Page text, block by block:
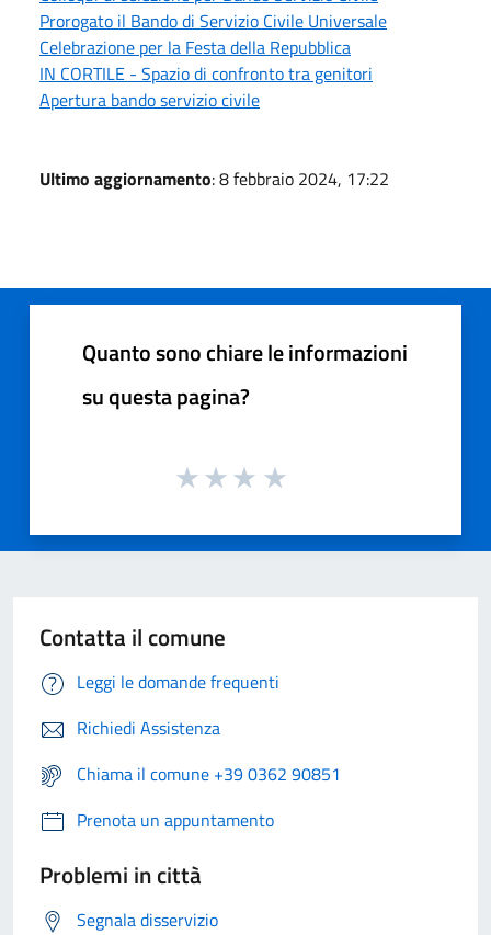
Prorogato il Bando di Servizio Civile Universale
Celebrazione per la Festa della Repubblica
IN CORTILE - Spazio di confronto tra genitori
Apertura bando servizio civile
Ultimo aggiornamento: 8 febbraio 2024, 17:22
Quanto sono chiare le informazioni
su questa pagina?
Contatta il comune
Leggi le domande frequenti
Richiedi Assistenza
Chiama il comune +39 0362 90851
Prenota un appuntamento
Problemi in città
Segnala disservizio